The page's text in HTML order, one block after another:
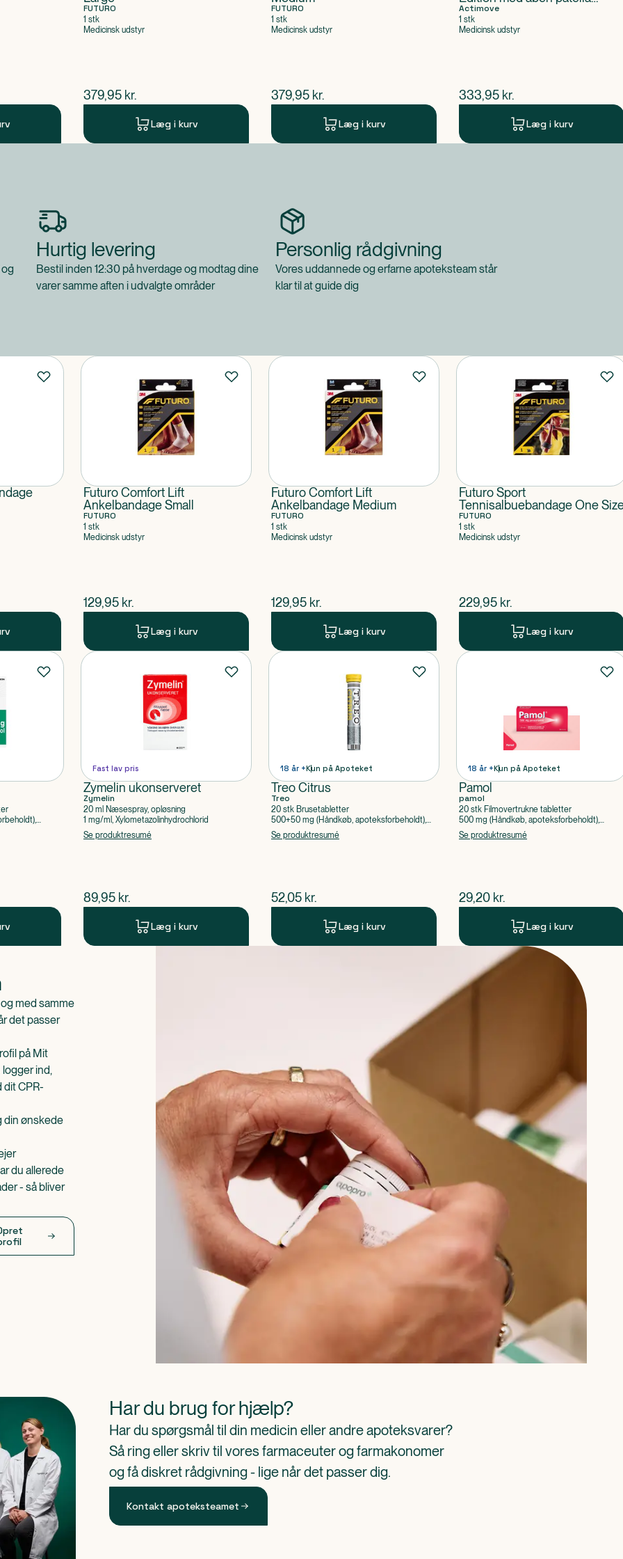
FUTURO
1 stk
Medicinsk udstyr
$nuværende pris
379,95 kr.
Læg i kurv
FUTURO
1 stk
Medicinsk udstyr
$nuværende pris
379,95 kr.
Læg i kurv
størrelse M
Actimove
1 stk
Medicinsk udstyr
$nuværende pris
333,95 kr.
Læg i kurv
Hurtig levering
Bestil inden 12:30 på hverdage og modtag dine
varer samme aften i udvalgte områder
Personlig rådgivning
Vores uddannede og erfarne apoteksteam står
klar til at guide dig
Futuro Comfort Lift
Ankelbandage Small
FUTURO
1 stk
Medicinsk udstyr
$nuværende pris
129,95 kr.
Læg i kurv
Futuro Comfort Lift
Ankelbandage Medium
FUTURO
1 stk
Medicinsk udstyr
$nuværende pris
129,95 kr.
Læg i kurv
Futuro Sport
Tennisalbuebandage One
FUTURO
1 stk
Medicinsk udstyr
$nuværende pris
229,95 kr.
Læg i kurv
Fast lav pris
Zymelin ukonserveret
Zymelin
20 ml Næsespray, opløsning
1 mg/ml, Xylometazolinhydrochlorid
Se produktresumé
$nuværende pris
89,95 kr.
Læg i kurv
18 år +Kun på Apoteket
Treo Citrus
Treo
20 stk Brusetabletter
500+50 mg (Håndkøb, apoteksforbeholdt),
Acetylsalicylsyre, Caffein
Se produktresumé
$nuværende pris
52,05 kr.
Læg i kurv
18 år +Kun på Apoteket
Pamol
pamol
20 stk Filmovertrukne tabletter
500 mg (Håndkøb, apoteksforbeholdt),
Paracetamol
Se produktresumé
$nuværende pris
29,20 kr.
Læg i kurv
med samme
det passer
på Mit
ind,
dit CPR-
din ønskede
du allerede
- så bliver
Har du brug for hjælp?
Har du spørgsmål til din medicin eller andre apoteksvarer?
Så ring eller skriv til vores farmaceuter og farmakonomer
og få diskret rådgivning - lige når det passer dig.
Kontakt apoteksteamet